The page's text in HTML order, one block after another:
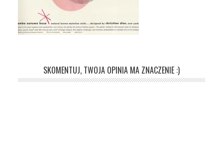
SKOMENTUJ, TWOJA OPINIA MA ZNACZENIE :)